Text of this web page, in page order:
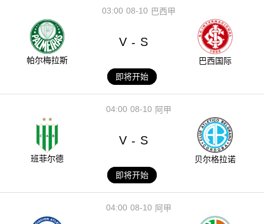
08-10
03:00 巴西甲
帕尔梅拉斯
V - S
巴西国际
即将开始
08-10
04:00 阿甲
班菲尔德
V - S
贝尔格拉诺
即将开始
08-10
04:00 阿甲